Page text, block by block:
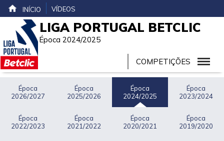
INÍCIO VÍDEOS
LIGA PORTUGAL BETCLIC
Época 2024/2025
COMPETIÇÕES
Época
2026/2027
Época
2025/2026
Época
2024/2025
Época
2023/2024
Época
2022/2023
Época
2021/2022
Época
2020/2021
Época
2019/2020